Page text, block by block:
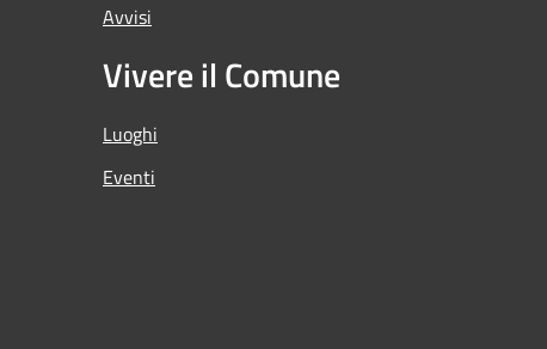
Avvisi
Vivere il Comune
Luoghi
Eventi